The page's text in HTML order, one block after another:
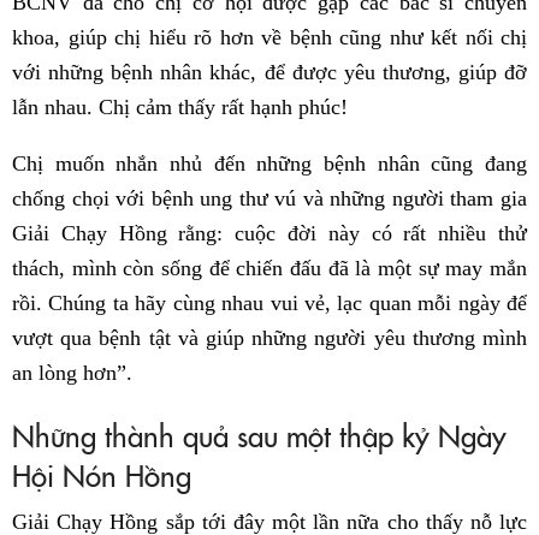
khoa, giúp chị hiểu rõ hơn về bệnh cũng như kết nối chị
với những bệnh nhân khác, để được yêu thương, giúp đỡ
lẫn nhau. Chị cảm thấy rất hạnh phúc!
Chị muốn nhắn nhủ đến những bệnh nhân cũng đang
chống chọi với bệnh ung thư vú và những người tham gia
Giải Chạy Hồng rằng: cuộc đời này có rất nhiều thử
thách, mình còn sống để chiến đấu đã là một sự may mắn
rồi. Chúng ta hãy cùng nhau vui vẻ, lạc quan mỗi ngày để
vượt qua bệnh tật và giúp những người yêu thương mình
an lòng hơn”.
Những thành quả sau một thập kỷ Ngày
Hội Nón Hồng
Giải Chạy Hồng sắp tới đây một lần nữa cho thấy nỗ lực